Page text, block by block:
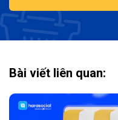
Bài viết liên quan: